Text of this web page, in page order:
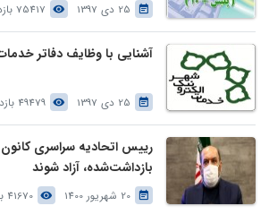
25 دی 1397 75417 بازدید
آشنایی با وظایف دفاتر
25 دی 1397 49479 بازدید
رییس اتحادیه سراسری کانون
بازداشت‌شده، آزاد شوند
20 شهریور 1400 41670 بازدید